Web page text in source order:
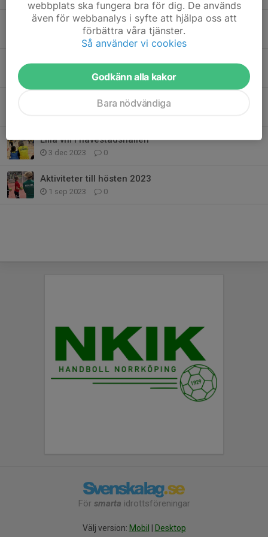
Intervjuer med barn ifrån hageby
26 jun 2024 0
Feedback ifrån skolorna under 2023/2024
0
Handboll i mirum galleria
Lilla vm i navestadshallen
3 dec 2023 0
Aktiviteter till hösten 2023
1 sep 2023 0
För smarta idrottsföreningar
Välj version: Mobil | Desktop
webbplats ska fungera bra för dig. De används
även för webbanalys i syfte att hjälpa oss att
förbättra våra tjänster.
Så använder vi cookies
Godkänn alla kakor
Bara nödvändiga